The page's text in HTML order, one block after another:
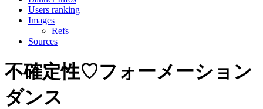
Users ranking
Images
Refs
Sources
不確定性♡フォーメーション
ダンス